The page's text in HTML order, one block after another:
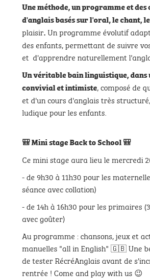
Une méthode, un programme etdes
d'anglais basés sur l'oral, le chant,
plaisir.Un programme évolutif
des enfants, permettant de suivre
et d'apprendre naturellement
Un véritable bain linguistique, dans
convivial et intimiste, composé de
et d'un cours d'anglais très
ludique pour les enfants.
🎒 Mini stage Back to School 🎒
Ce mini stage aura lieu le mercredi
- de 9h30 à 11h30 pour les
séance avec collation)
- de 14h à 16h30 pour les primaires
avec goûter)
Au programme : chansons, jeux et
manuelles "all in English" 🇬🇧 Une
de tester RécréAnglais avant de
rentrée ! Come and play with us 😉